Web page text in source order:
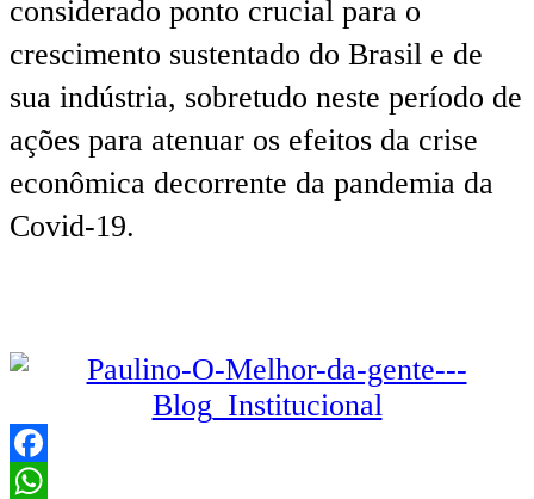
considerado ponto crucial para o
crescimento sustentado do Brasil e de
sua indústria, sobretudo neste período de
ações para atenuar os efeitos da crise
econômica decorrente da pandemia da
Covid-19.
Facebook